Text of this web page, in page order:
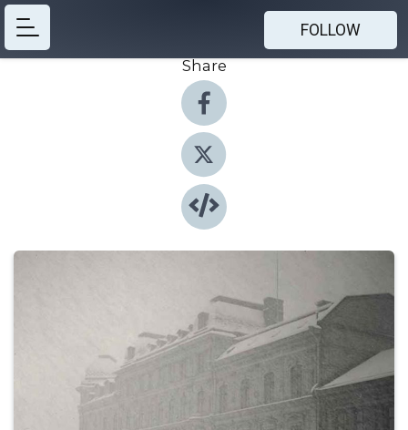
FOLLOW
Share